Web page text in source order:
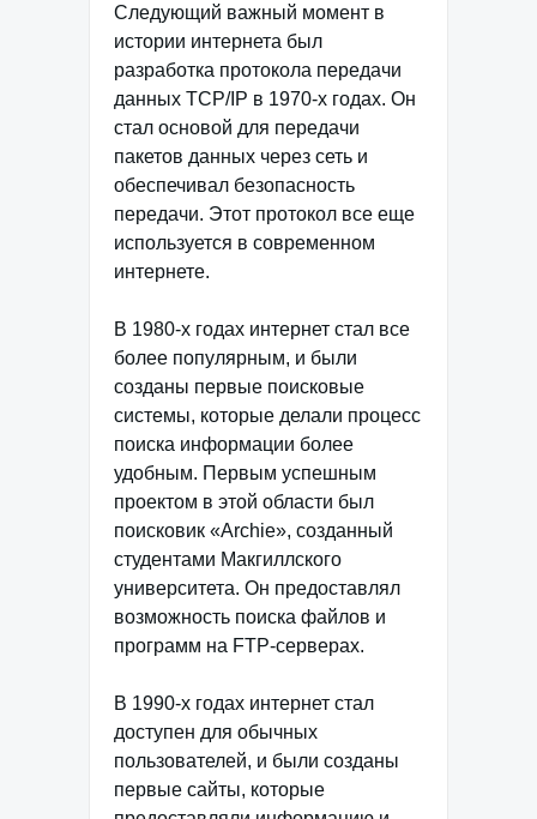
Следующий важный момент в
истории интернета был
разработка протокола передачи
данных TCP/IP в 1970-х годах. Он
стал основой для передачи
пакетов данных через сеть и
обеспечивал безопасность
передачи. Этот протокол все еще
используется в современном
интернете.
В 1980-х годах интернет стал все
более популярным, и были
созданы первые поисковые
системы, которые делали процесс
поиска информации более
удобным. Первым успешным
проектом в этой области был
поисковик «Archie», созданный
студентами Макгиллского
университета. Он предоставлял
возможность поиска файлов и
программ на FTP-серверах.
В 1990-х годах интернет стал
доступен для обычных
пользователей, и были созданы
первые сайты, которые